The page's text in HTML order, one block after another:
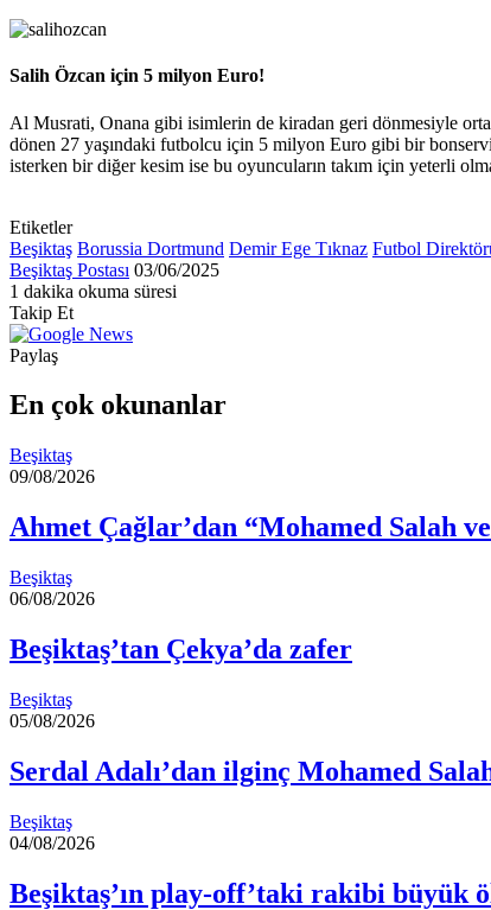
Salih Özcan için 5 milyon Euro!
Al Musrati, Onana gibi isimlerin de kiradan geri dönmesiyle orta
dönen 27 yaşındaki futbolcu için 5 milyon Euro gibi bir
isterken bir diğer kesim ise bu oyuncuların takım için yeterli
Etiketler
Beşiktaş Borussia Dortmund Demir Ege Tıknaz Futbol
Beşiktaş Postası Bir
e-
03/06/2025
1 dakika okuma süresi
Facebook
X
LinkedIn
Tumblr
Pinterest
Reddit
VKontakte
Odnoklassniki
Pocket
Takip Et
Paylaş
Posta
ile
En çok okunanlar
Beşiktaş
09/08/2026
Ahmet Çağlar’dan “Mohamed Salah
Beşiktaş
06/08/2026
Beşiktaş’tan Çekya’da zafer
Beşiktaş
05/08/2026
Serdal Adalı’dan ilginç Mohamed
Beşiktaş
04/08/2026
Beşiktaş’ın play-off’taki rakibi büyük